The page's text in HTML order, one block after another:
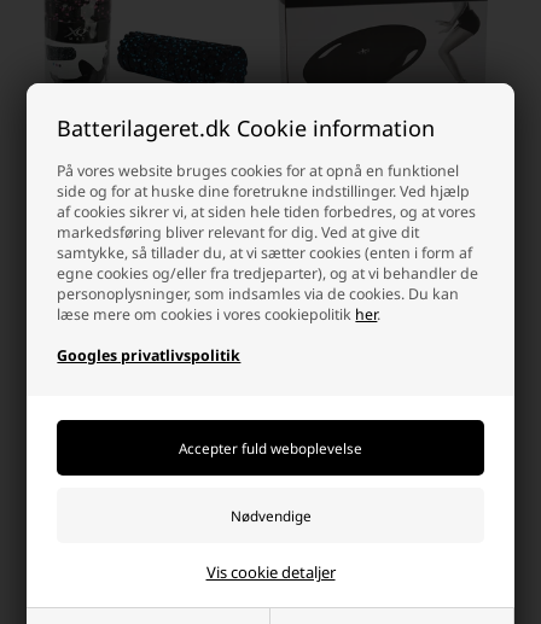
Batterilageret.dk Cookie information
På vores website bruges cookies for at opnå en funktionel
side og for at huske dine foretrukne indstillinger. Ved hjælp
af cookies sikrer vi, at siden hele tiden forbedres, og at vores
markedsføring bliver relevant for dig. Ved at give dit
samtykke, så tillader du, at vi sætter cookies (enten i form af
egne cookies og/eller fra tredjeparter), og at vi behandler de
personoplysninger, som indsamles via de cookies. Du kan
læse mere om cookies i vores cookiepolitik her.
Googles privatlivspolitik
Vis cookie detaljer
XQMax Yoga Foam Roller, Blå
Laveste stykpris: 79,00 DKK
99,00 DKK
Afsendesmandag
XQMax Balancebræt, Sort
Laveste stykpris: 189,00 DKK
209,00 DKK